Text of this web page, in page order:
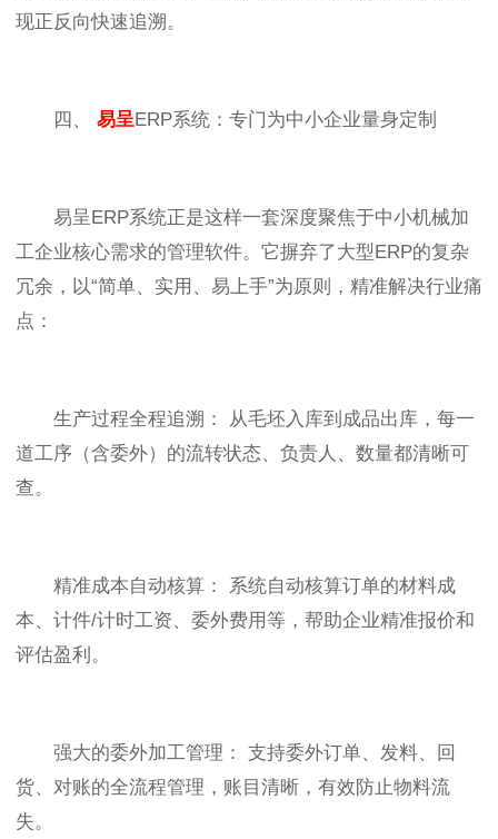
现正反向快速追溯。
四、 易呈ERP系统：专门为中小企业量身定制
易呈ERP系统正是这样一套深度聚焦于中小机械加
工企业核心需求的管理软件。它摒弃了大型ERP的复杂
冗余，以“简单、实用、易上手”为原则，精准解决行业痛
点：
生产过程全程追溯： 从毛坯入库到成品出库，每一
道工序（含委外）的流转状态、负责人、数量都清晰可
查。
精准成本自动核算： 系统自动核算订单的材料成
本、计件/计时工资、委外费用等，帮助企业精准报价和
评估盈利。
强大的委外加工管理： 支持委外订单、发料、回
货、对账的全流程管理，账目清晰，有效防止物料流
失。